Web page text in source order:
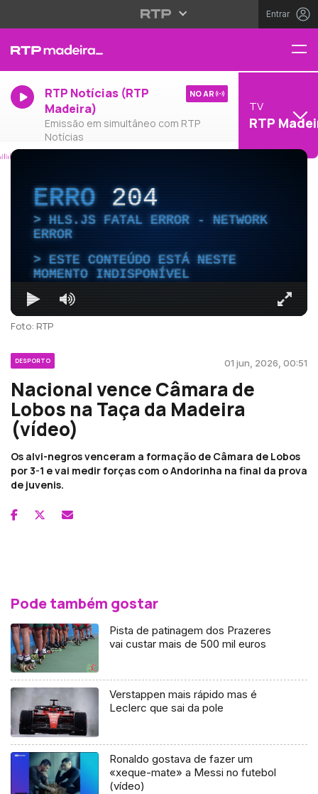
Entrar
RTP Notícias (RTP
Madeira)
Emissão em simultâneo com RTP
Notícias
NO AR
TV
RTP
ERRO204
HLS.JS FATAL ERROR - NETWORK
ERROR
ESTE CONTEÚDO ESTÁ NESTE
MOMENTO INDISPONÍVEL
Foto: RTP
DESPORTO 01 jun, 2026, 00:51
Nacional vence Câmara de
Lobos na Taça da Madeira
(vídeo)
Os alvi-negros venceram a formação de Câmara de Lobos
por 3-1 e vai medir forças com o Andorinha na final da prova
de juvenis.
Pode também gostar
Pista de patinagem dos Prazeres
vai custar mais de 500 mil euros
Verstappen mais rápido mas é
Leclerc que sai da pole
Ronaldo gostava de fazer um
«xeque-mate» a Messi no futebol
(vídeo)